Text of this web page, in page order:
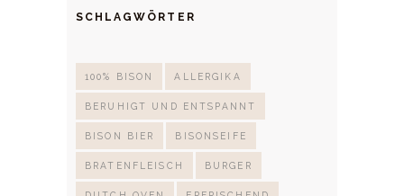
SCHLAGWÖRTER
100% BISON ALLERGIKA
BERUHIGT UND ENTSPANNT
BISON BIER BISONSEIFE
BRATENFLEISCH BURGER